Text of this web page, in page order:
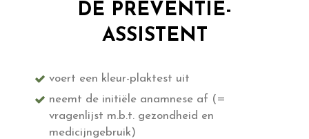
DE PREVENTIE-
ASSISTENT
voert een kleur-plaktest uit
neemt de initiële anamnese af (=
vragenlijst m.b.t. gezondheid en
medicijngebruik)